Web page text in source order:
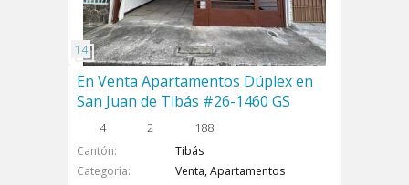
En Venta Apartamentos Dúplex en
San Juan de Tibás #26-1460 GS
4 2 188
Cantón
Tibás
Categoría
Venta, Apartamentos